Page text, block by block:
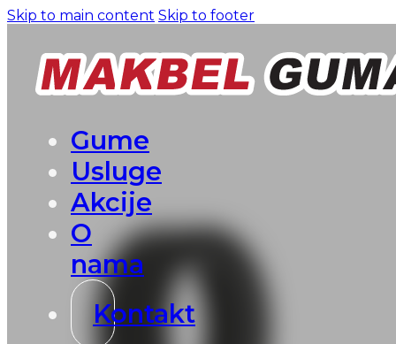
Skip to main content Skip to footer
Gume
Usluge
Akcije
O
nama
Kontakt